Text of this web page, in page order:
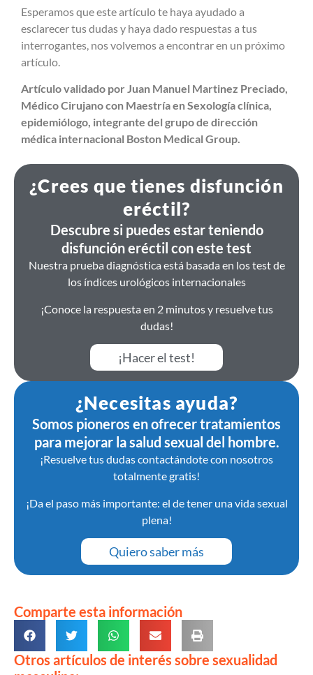
Esperamos que este artículo te haya ayudado a
esclarecer tus dudas y haya dado respuestas a tus
interrogantes, nos volvemos a encontrar en un próximo
artículo.
Artículo validado por Juan Manuel Martinez Preciado,
Médico Cirujano con Maestría en Sexología clínica,
epidemiólogo, integrante del grupo de dirección
médica internacional Boston Medical Group.
¿Crees que tienes disfunción
eréctil?
Descubre si puedes estar teniendo
disfunción eréctil con este test
Nuestra prueba diagnóstica está basada en los test de
los índices urológicos internacionales
¡Conoce la respuesta en 2 minutos y resuelve tus
dudas!
¡Hacer el test!
¿Necesitas ayuda?
Somos pioneros en ofrecer tratamientos
para mejorar la salud sexual del hombre.
¡Resuelve tus dudas contactándote con nosotros
totalmente gratis!
¡Da el paso más importante: el de tener una vida sexual
plena!
Quiero saber más
Comparte esta información
Otros artículos de interés sobre sexualidad